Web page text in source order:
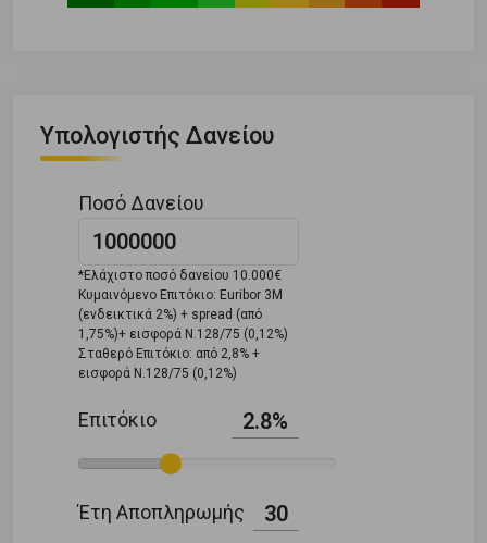
Υπολογιστής Δανείου
Ποσό Δανείου
*Ελάχιστο ποσό δανείου 10.000€
Κυμαινόμενο Επιτόκιο: Euribor 3M
(ενδεικτικά 2%) + spread (από
1,75%)+ εισφορά Ν.128/75 (0,12%)
Σταθερό Επιτόκιο: από 2,8% +
εισφορά Ν.128/75 (0,12%)
Επιτόκιο 2.8%
Έτη Αποπληρωμής 30